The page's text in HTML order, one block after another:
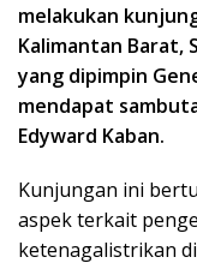
melakukan
Kalimantan Barat,
yang dipimpin
mendapat
Edyward Kaban.
Kunjungan ini
aspek terkait
ketenagalistrikan